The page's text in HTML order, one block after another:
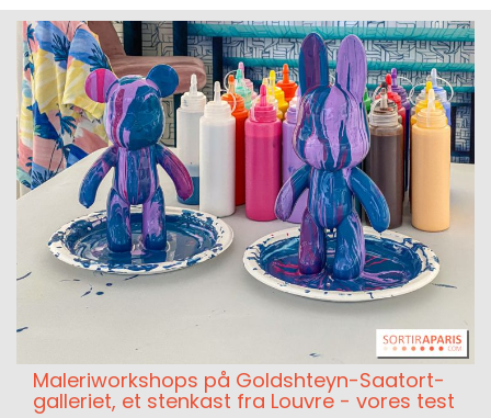
Maleriworkshops på Goldshteyn-Saatort-
galleriet, et stenkast fra Louvre - vores test